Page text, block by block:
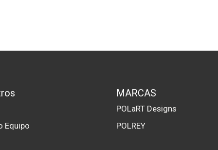
Equipo
MARCAS
POLaRT Designs
POLREY